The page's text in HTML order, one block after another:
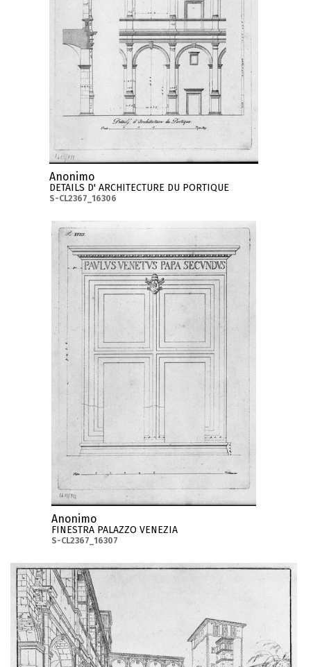
Anonimo
DETAILS D' ARCHITECTURE DU PORTIQUE
S-CL2367_16306
Anonimo
FINESTRA PALAZZO VENEZIA
S-CL2367_16307